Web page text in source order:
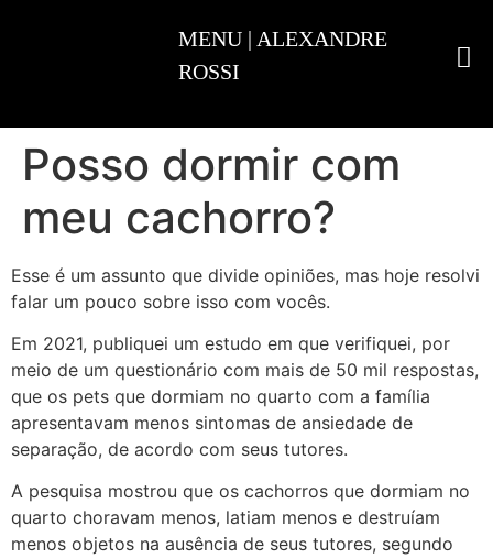
Posso dormir com
meu cachorro?
Esse é um assunto que divide opiniões, mas hoje resolvi
falar um pouco sobre isso com vocês.
Em 2021, publiquei um estudo em que verifiquei, por
meio de um questionário com mais de 50 mil respostas,
que os pets que dormiam no quarto com a família
apresentavam menos sintomas de ansiedade de
separação, de acordo com seus tutores.
A pesquisa mostrou que os cachorros que dormiam no
quarto choravam menos, latiam menos e destruíam
menos objetos na ausência de seus tutores, segundo